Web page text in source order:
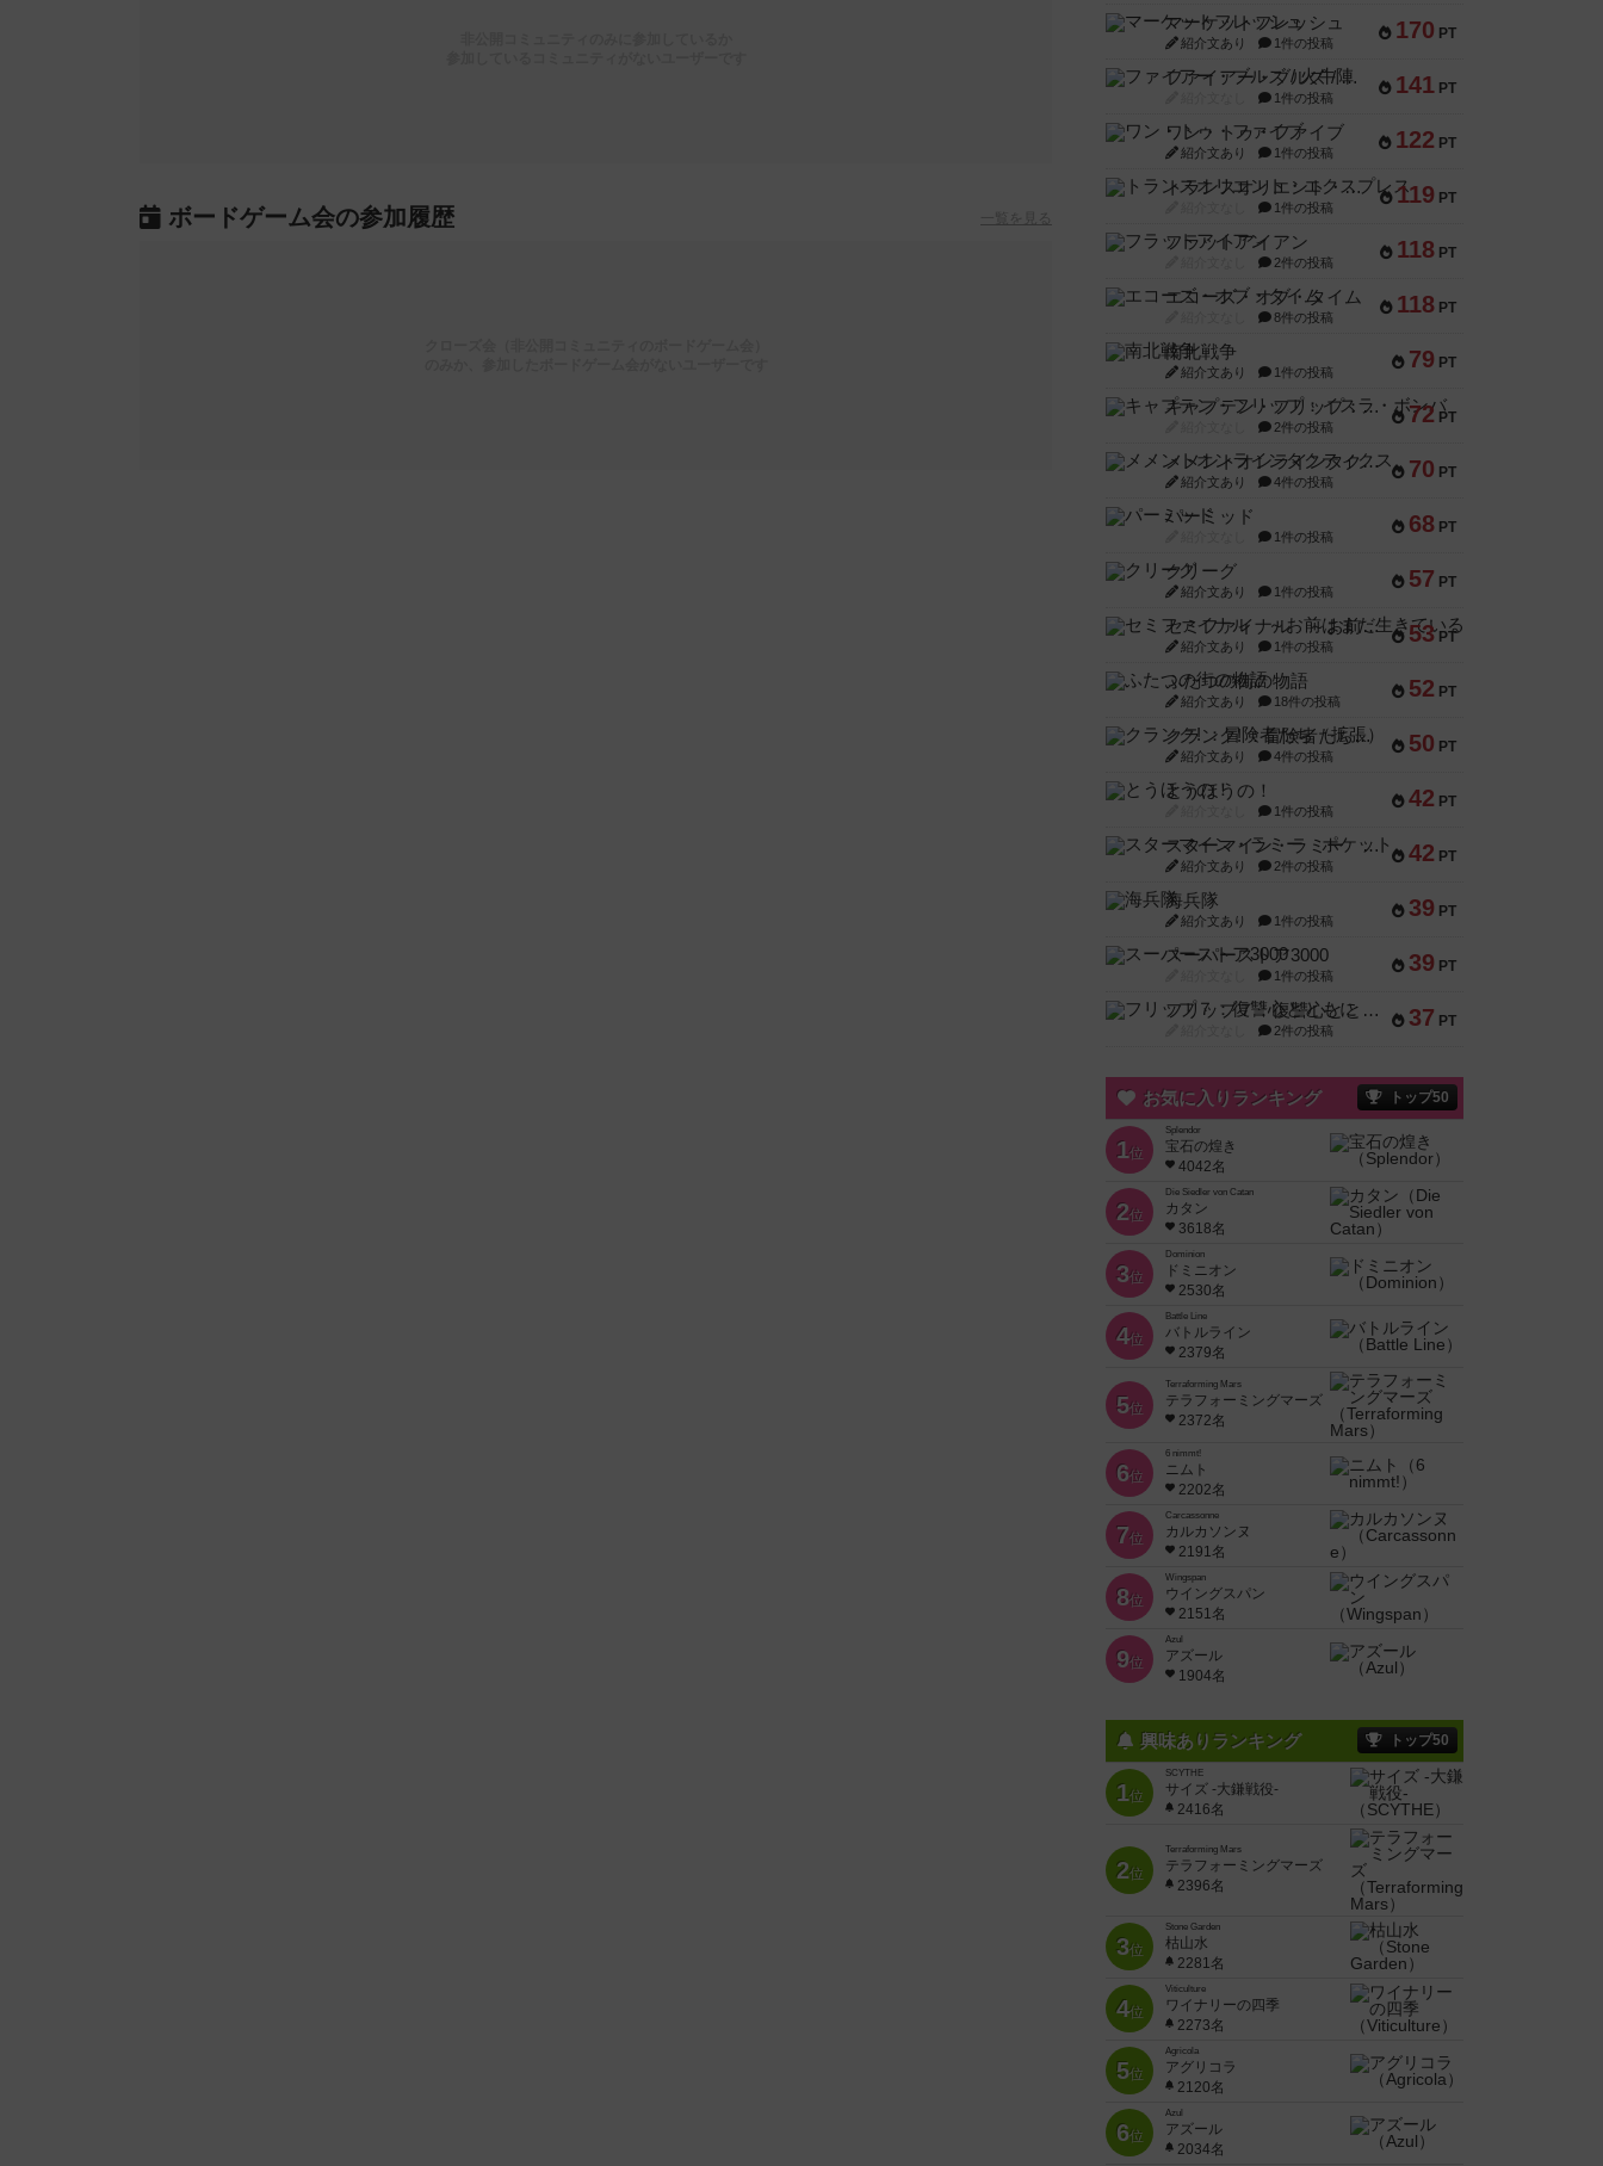
ボードゲーム会の参加履歴 一覧を見る
170 PT
マーケットフレッシュ
紹介文あり 1件の投稿
141 PT
ファイアー・ブルズ / 火牛陣
1件の投稿
122 PT
ワン・トゥ・ファイブ
紹介文あり 1件の投稿
119 PT
トランスオリエント・エクスプレス
1件の投稿
118 PT
フラットアイアン
2件の投稿
118 PT
エコーズ・オブ・タイム
8件の投稿
79 PT
南北戦争
紹介文あり 1件の投稿
72 PT
キャプテン・フリップ：イスラ・ボンバ
2件の投稿
70 PT
メメントオンラインタクティクス
紹介文あり 4件の投稿
68 PT
パーミッド
1件の投稿
57 PT
クリーグ
紹介文あり 1件の投稿
53 PT
セミファイナル ～お前はまだ生きている～
紹介文あり 1件の投稿
52 PT
ふたつの街の物語
紹介文あり 18件の投稿
50 PT
クランク! ：冒険者たち（拡張）
紹介文あり 4件の投稿
42 PT
とうほうの！
1件の投稿
42 PT
スターマイン・ラミー ポケット
紹介文あり 2件の投稿
39 PT
海兵隊
紹介文あり 1件の投稿
39 PT
スーパーストア3000
1件の投稿
37 PT
フリップ７：復讐心とともに
2件の投稿
お気に入りランキング トップ50
1位
Splendor
宝石の煌き
4042名
2位
Die Siedler von Catan
カタン
3618名
3位
Dominion
ドミニオン
2530名
4位
Battle Line
バトルライン
2379名
5位
Terraforming Mars
テラフォーミングマーズ
2372名
6位
6 nimmt!
ニムト
2202名
7位
Carcassonne
カルカソンヌ
2191名
8位
Wingspan
ウイングスパン
2151名
9位
Azul
アズール
1904名
興味ありランキング トップ50
1位
SCYTHE
サイズ -大鎌戦役-
2416名
2位
Terraforming Mars
テラフォーミングマーズ
2396名
3位
Stone Garden
枯山水
2281名
4位
Viticulture
ワイナリーの四季
2273名
5位
Agricola
アグリコラ
2120名
6位
Azul
アズール
2034名